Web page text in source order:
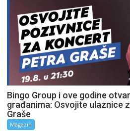
Bingo Group i ove godine
građanima: Osvojite ulaznice
Graše
Magazin